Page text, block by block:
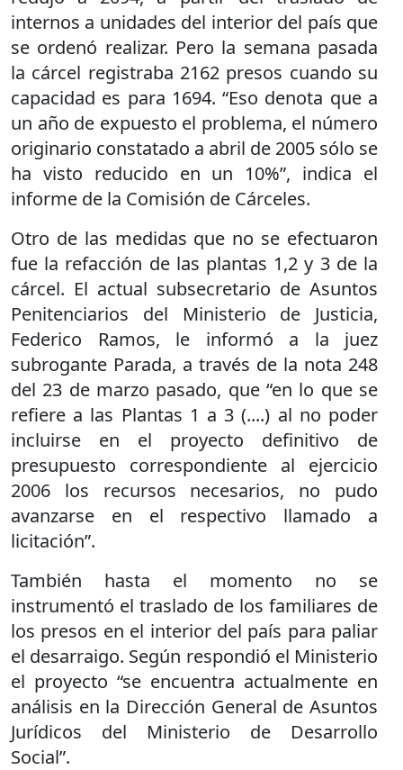
internos a unidades del interior del país que
se ordenó realizar. Pero la semana pasada
la cárcel registraba 2162 presos cuando su
capacidad es para 1694. “Eso denota que a
un año de expuesto el problema, el número
originario constatado a abril de 2005 sólo se
ha visto reducido en un 10%”, indica el
informe de la Comisión de Cárceles.
Otro de las medidas que no se efectuaron
fue la refacción de las plantas 1,2 y 3 de la
cárcel. El actual subsecretario de Asuntos
Penitenciarios del Ministerio de Justicia,
Federico Ramos, le informó a la juez
subrogante Parada, a través de la nota 248
del 23 de marzo pasado, que “en lo que se
refiere a las Plantas 1 a 3 (....) al no poder
incluirse en el proyecto definitivo de
presupuesto correspondiente al ejercicio
2006 los recursos necesarios, no pudo
avanzarse en el respectivo llamado a
licitación”.
También hasta el momento no se
instrumentó el traslado de los familiares de
los presos en el interior del país para paliar
el desarraigo. Según respondió el Ministerio
el proyecto “se encuentra actualmente en
análisis en la Dirección General de Asuntos
Jurídicos del Ministerio de Desarrollo
Social”.